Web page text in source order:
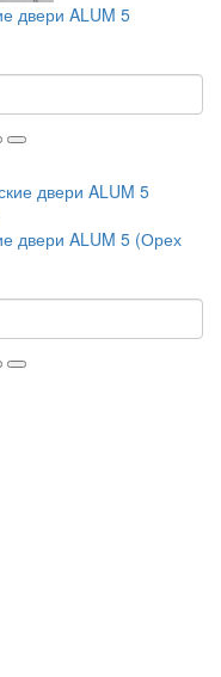
двери ALUM 5
двери ALUM 5 (Орех